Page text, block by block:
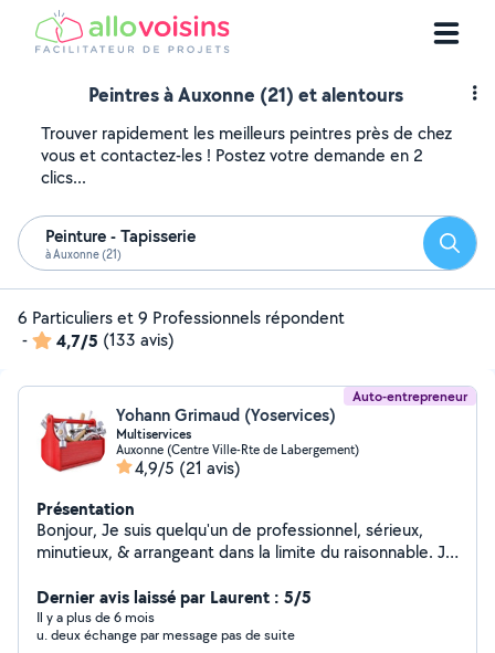
Peintres à Auxonne (21) et alentours
Trouver rapidement les meilleurs peintres près de chez
vous et contactez-les ! Postez votre demande en 2
clics...
Peinture - Tapisserie
à Auxonne (21)
6 Particuliers et 9 Professionnels répondent
-
4,7/5 (133 avis)
Auto-entrepreneur
Yohann Grimaud (Yoservices)
Multiservices
Auxonne (Centre Ville-Rte de Labergement)
4,9/5 (21 avis)
Présentation
Bonjour, Je suis quelqu'un de professionnel, sérieux,
minutieux, & arrangeant dans la limite du raisonnable. Je
Revêtements de sol Pose de lino,parquet,carrelage
Montage de meubles Création de meubles, dressing,
abris de jardin Entretien & propreté jardin Nettoyage
Dernier avis laissé par Laurent : 5/5
Il y a plus de 6 mois
u. deux échange par message pas de suite